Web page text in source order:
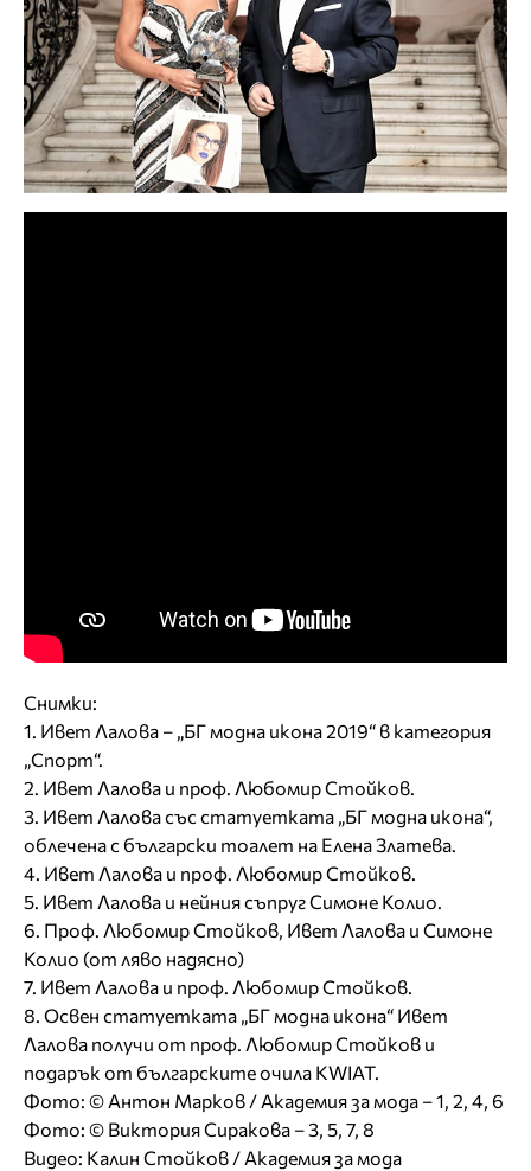
Снимки:
1. Ивет Лалова – „БГ модна икона 2019“ в категория
„Спорт“.
2. Ивет Лалова и проф. Любомир Стойков.
3. Ивет Лалова със статуетката „БГ модна икона“,
облечена с български тоалет на Елена Златева.
4. Ивет Лалова и проф. Любомир Стойков.
5. Ивет Лалова и нейния съпруг Симоне Колио.
6. Проф. Любомир Стойков, Ивет Лалова и Симоне
Колио (от ляво надясно)
7. Ивет Лалова и проф. Любомир Стойков.
8. Освен статуетката „БГ модна икона“ Ивет
Лалова получи от проф. Любомир Стойков и
подарък от българските очила KWIAT.
Фото: © Антон Марков / Академия за мода – 1, 2, 4, 6
Фото: © Виктория Сиракова – 3, 5, 7, 8
Видео: Калин Стойков / Академия за мода